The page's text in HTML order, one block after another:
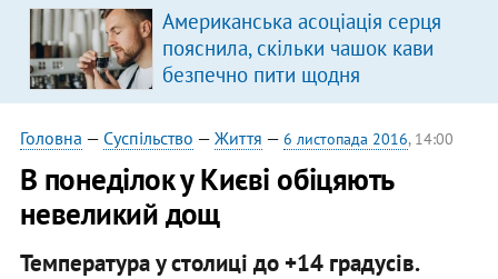
Американська асоціація серця
пояснила, скільки чашок кави
безпечно пити щодня
Головна — Суспільство — Життя — 6 листопада 2016, 14:00
В понеділок у Києві обіцяють
невеликий дощ
Температура у столиці до +14 градусів.